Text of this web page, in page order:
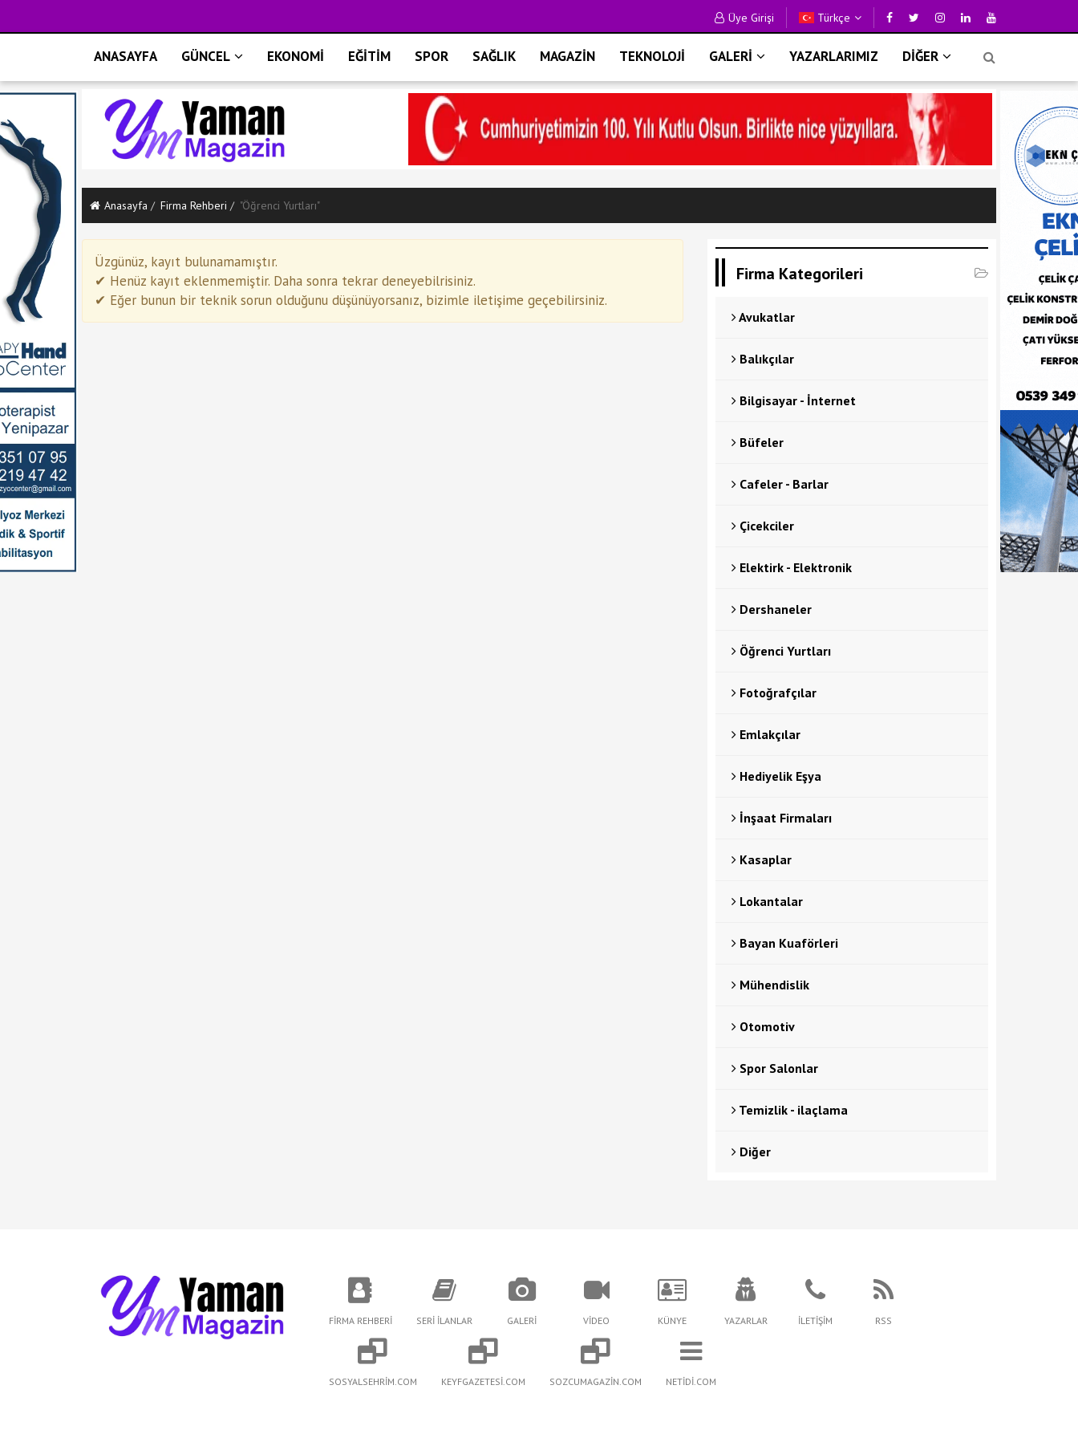
Üye Girişi Türkçe
ANASAYFA GÜNCEL EKONOMİ EĞİTİM SPOR SAĞLIK MAGAZİN TEKNOLOJİ GALERİ YAZARLARIMIZ DİĞER
Anasayfa Firma Rehberi "Öğrenci Yurtları"
Üzgünüz, kayıt bulunamamıştır.
✔ Henüz kayıt eklenmemiştir. Daha sonra tekrar deneyebilrisiniz.
✔ Eğer bunun bir teknik sorun olduğunu düşünüyorsanız, bizimle iletişime geçebilirsiniz.
Firma Kategorileri
Avukatlar
Balıkçılar
Bilgisayar - İnternet
Büfeler
Cafeler - Barlar
Çicekciler
Elektirk - Elektronik
Dershaneler
Öğrenci Yurtları
Fotoğrafçılar
Emlakçılar
Hediyelik Eşya
İnşaat Firmaları
Kasaplar
Lokantalar
Bayan Kuaförleri
Mühendislik
Otomotiv
Spor Salonlar
Temizlik - ilaçlama
Diğer
FİRMA REHBERİ SERİ İLANLAR GALERİ VİDEO KÜNYE YAZARLAR İLETİŞİM RSS
SOSYALSEHRİM.COM KEYFGAZETESİ.COM SOZCUMAGAZİN.COM NETİDİ.COM